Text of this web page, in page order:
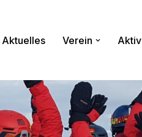
Aktuelles Verein Aktiv